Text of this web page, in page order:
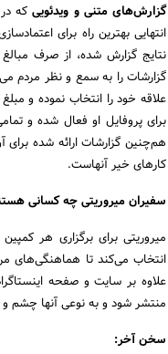
گزارش‌های متنی و ویدئوییکه در
انتهایی بهترین راه برای
نتایج گزارش شده، از صرف
گزارشات را به سمع و نظر مردم
علاقه خود را انتخاب نموده و
برای پروفایل او فعال شده و
هم‌چنین گزارشات ارائه شده برای
کارهای خیر آنهاست.
سفیران میروریتی چه کسانی
میروریتی برای برگزاری هر
انتخاب می‌کند تا هماهنگی‌های
منتشر شود و به نوعی آنها چشم
سخن آخر: